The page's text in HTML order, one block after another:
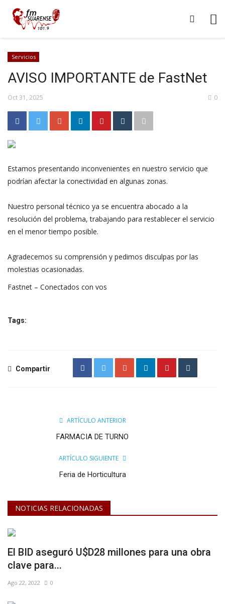
Servicios
AVISO IMPORTANTE de FastNet
Oct 31, 2025 0
Estamos presentando inconvenientes en nuestro servicio que
podrían afectar la conectividad en algunas zonas.
Nuestro personal técnico ya se encuentra abocado a la
resolución del problema, trabajando para restablecer el servicio
en el menor tiempo posible.
Agradecemos su comprensión y pedimos disculpas por las
molestias ocasionadas.
Fastnet – Conectados con vos
Tags:
Compartir
ARTÍCULO ANTERIOR
FARMACIA DE TURNO
ARTÍCULO SIGUIENTE
Feria de Horticultura
NOTICIAS RELACIONADAS
El BID aseguró U$D28 millones para una obra
clave para...
Ago 22, 2022 0